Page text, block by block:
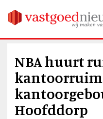
NBA huurt
Hoofddorp